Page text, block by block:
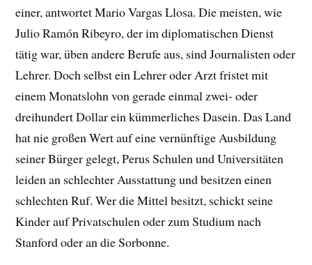
einer, antwortet Mario Vargas Llosa. Die meisten, wie
Julio Ramón Ribeyro, der im diplomatischen Dienst
tätig war, üben andere Berufe aus, sind Journalisten oder
Lehrer. Doch selbst ein Lehrer oder Arzt fristet mit
einem Monatslohn von gerade einmal zwei- oder
dreihundert Dollar ein kümmerliches Dasein. Das Land
hat nie großen Wert auf eine vernünftige Ausbildung
seiner Bürger gelegt, Perus Schulen und Universitäten
leiden an schlechter Ausstattung und besitzen einen
schlechten Ruf. Wer die Mittel besitzt, schickt seine
Kinder auf Privatschulen oder zum Studium nach
Stanford oder an die Sorbonne.